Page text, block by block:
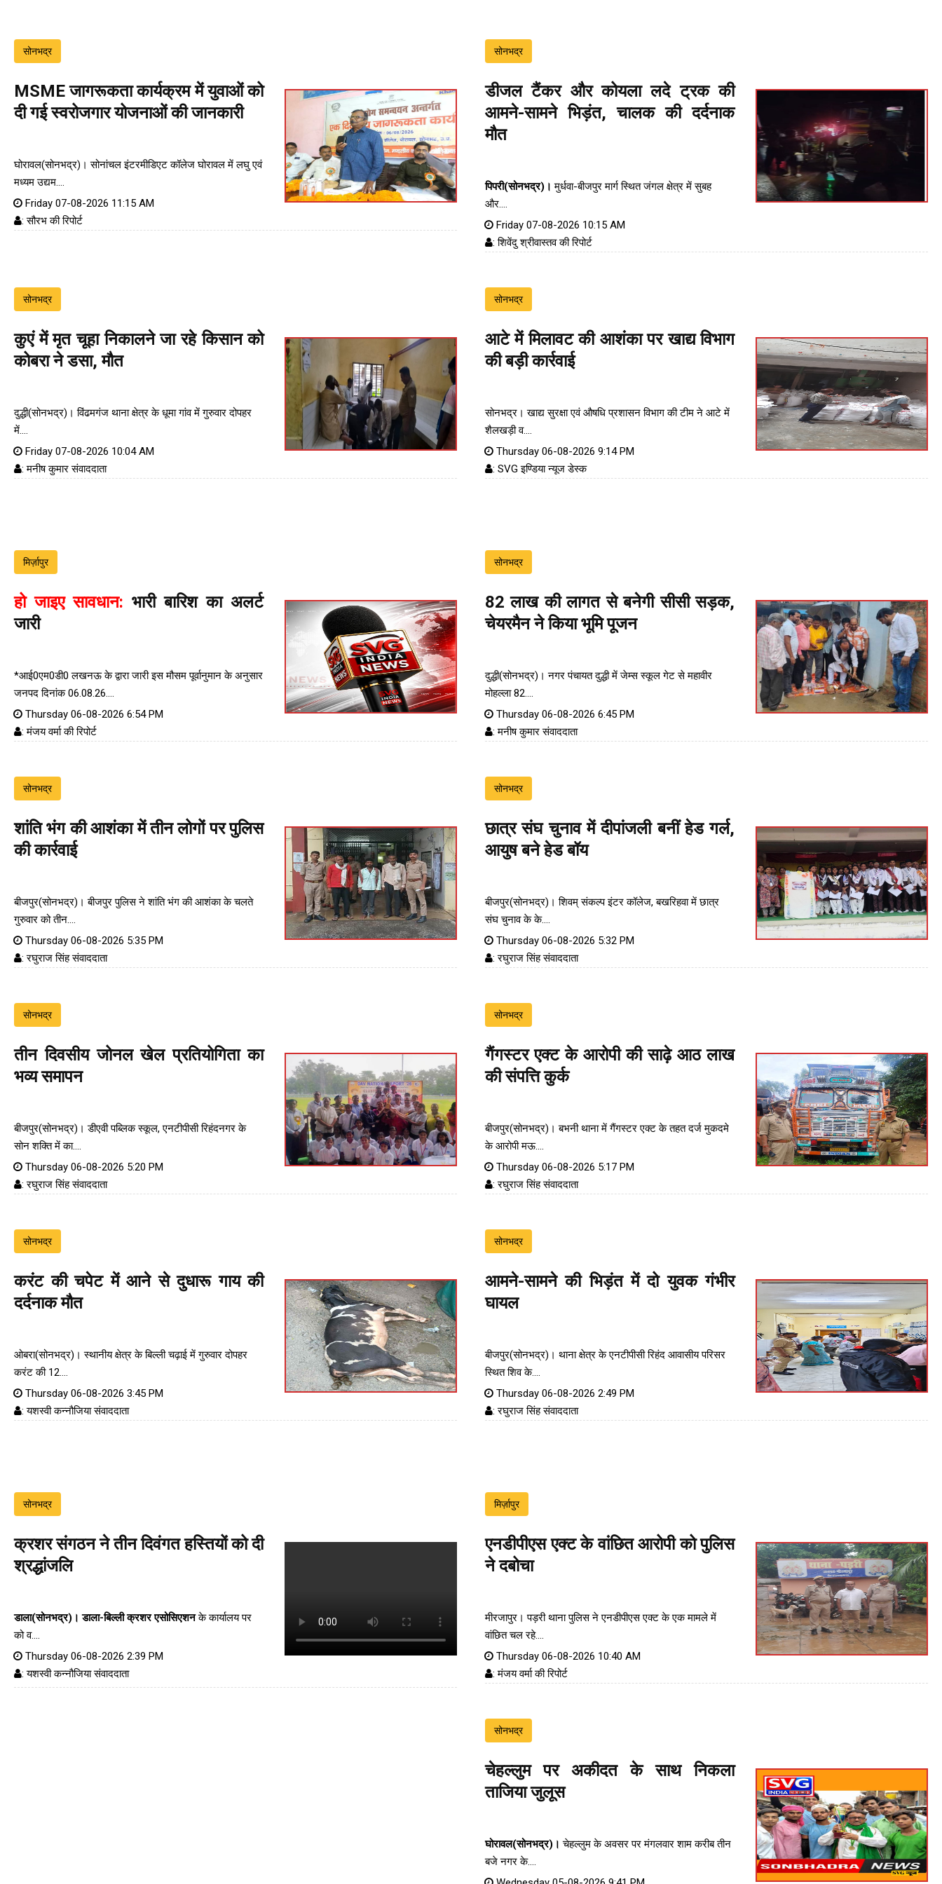
सोनभद्र
MSME जागरूकता कार्यक्रम में युवाओं को
दी गई स्वरोजगार योजनाओं की जानकारी
घोरावल(सोनभद्र)। सोनांचल इंटरमीडिएट कॉलेज घोरावल में लघु एवं
मध्यम उद्यम....
Friday 07-08-2026 11:15 AM
: सौरभ की रिपोर्ट
सोनभद्र
डीजल टैंकर और कोयला लदे ट्रक की
आमने-सामने भिड़ंत, चालक की दर्दनाक
मौत
पिपरी(सोनभद्र)। मुर्धवा-बीजपुर मार्ग स्थित जंगल क्षेत्र में सुबह
और....
Friday 07-08-2026 10:15 AM
: शिवेंदु श्रीवास्तव की रिपोर्ट
सोनभद्र
कुएं में मृत चूहा निकालने जा रहे किसान को
कोबरा ने डसा, मौत
दुद्धी(सोनभद्र)। विंढमगंज थाना क्षेत्र के धूमा गांव में गुरुवार दोपहर
में....
Friday 07-08-2026 10:04 AM
: मनीष कुमार संवाददाता
सोनभद्र
आटे में मिलावट की आशंका पर खाद्य विभाग
की बड़ी कार्रवाई
सोनभद्र। खाद्य सुरक्षा एवं औषधि प्रशासन विभाग की टीम ने आटे में
शैलखड़ी व....
Thursday 06-08-2026 9:14 PM
: SVG इण्डिया न्यूज डेस्क
मिर्ज़ापुर
हो जाइए सावधान: भारी बारिश का अलर्ट
जारी
*आई0एम0डी0 लखनऊ के द्वारा जारी इस मौसम पूर्वानुमान के अनुसार
जनपद दिनांक 06.08.26....
Thursday 06-08-2026 6:54 PM
: मंजय वर्मा की रिपोर्ट
सोनभद्र
82 लाख की लागत से बनेगी सीसी सड़क,
चेयरमैन ने किया भूमि पूजन
दुद्धी(सोनभद्र)। नगर पंचायत दुद्धी में जेम्स स्कूल गेट से महावीर
मोहल्ला 82....
Thursday 06-08-2026 6:45 PM
: मनीष कुमार संवाददाता
सोनभद्र
शांति भंग की आशंका में तीन लोगों पर पुलिस
की कार्रवाई
बीजपुर(सोनभद्र)। बीजपुर पुलिस ने शांति भंग की आशंका के चलते
गुरुवार को तीन....
Thursday 06-08-2026 5:35 PM
: रघुराज सिंह संवाददाता
सोनभद्र
छात्र संघ चुनाव में दीपांजली बनीं हेड गर्ल,
आयुष बने हेड बॉय
बीजपुर(सोनभद्र)। शिवम् संकल्प इंटर कॉलेज, बखरिहवा में छात्र
संघ चुनाव के के....
Thursday 06-08-2026 5:32 PM
: रघुराज सिंह संवाददाता
सोनभद्र
तीन दिवसीय जोनल खेल प्रतियोगिता का
भव्य समापन
बीजपुर(सोनभद्र)। डीएवी पब्लिक स्कूल, एनटीपीसी रिहंदनगर के
सोन शक्ति में का....
Thursday 06-08-2026 5:20 PM
: रघुराज सिंह संवाददाता
सोनभद्र
गैंगस्टर एक्ट के आरोपी की साढ़े आठ लाख
की संपत्ति कुर्क
बीजपुर(सोनभद्र)। बभनी थाना में गैंगस्टर एक्ट के तहत दर्ज मुकदमे
के आरोपी मऊ....
Thursday 06-08-2026 5:17 PM
: रघुराज सिंह संवाददाता
सोनभद्र
करंट की चपेट में आने से दुधारू गाय की
दर्दनाक मौत
ओबरा(सोनभद्र)। स्थानीय क्षेत्र के बिल्ली चढ़ाई में गुरुवार दोपहर
करंट की 12....
Thursday 06-08-2026 3:45 PM
: यशस्वी कन्नौजिया संवाददाता
सोनभद्र
आमने-सामने की भिड़ंत में दो युवक गंभीर
घायल
बीजपुर(सोनभद्र)। थाना क्षेत्र के एनटीपीसी रिहंद आवासीय परिसर
स्थित शिव के....
Thursday 06-08-2026 2:49 PM
: रघुराज सिंह संवाददाता
सोनभद्र
क्रशर संगठन ने तीन दिवंगत हस्तियों को दी
श्रद्धांजलि
डाला(सोनभद्र)। डाला-बिल्ली क्रशर एसोसिएशनके कार्यालय पर
को व....
Thursday 06-08-2026 2:39 PM
: यशस्वी कन्नौजिया संवाददाता
मिर्ज़ापुर
एनडीपीएस एक्ट के वांछित आरोपी को पुलिस
ने दबोचा
मीरजापुर। पड़री थाना पुलिस ने एनडीपीएस एक्ट के एक मामले में
वांछित चल रहे....
Thursday 06-08-2026 10:40 AM
: मंजय वर्मा की रिपोर्ट
सोनभद्र
चेहल्लुम पर अकीदत के साथ निकला
ताजिया जुलूस
घोरावल(सोनभद्र)। चेहल्लुम के अवसर पर मंगलवार शाम करीब तीन
बजे नगर के....